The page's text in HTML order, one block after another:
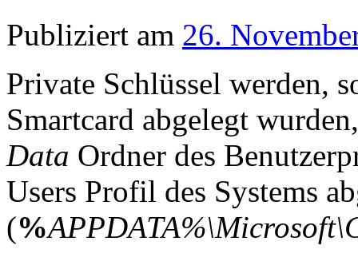
Publiziert am 26.
Private Schlüssel werden,
Smartcard abgelegt
Data Ordner des
Users Profil des Systems
(%